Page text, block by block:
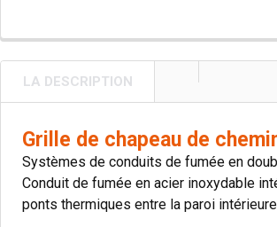
LA DESCRIPTION
Grille de chapeau de
Systèmes de conduits de fumée en
Conduit de fumée en acier inoxydable
ponts thermiques entre la paroi